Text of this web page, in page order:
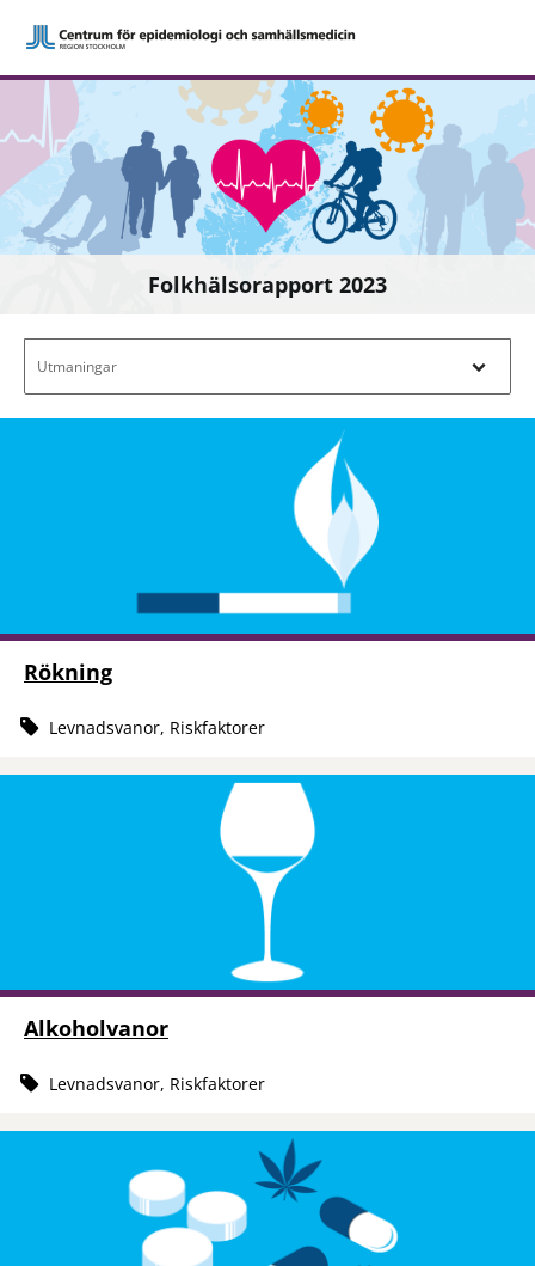
Folkhälsorapport 2023
Utmaningar
Rökning
Levnadsvanor, Riskfaktorer
Alkoholvanor
Levnadsvanor, Riskfaktorer